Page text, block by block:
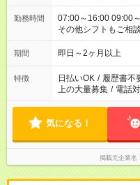
勤務時間
07:00～16:00 09:00～18:00
その他シフトもご相
期間 即日～2ヶ月以上
特徴 日払いOK / 履歴書不
上の大量募集 / 電話
気になる！
掲載元企業名